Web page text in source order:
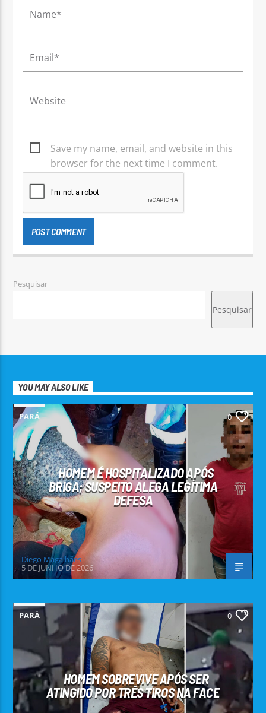
Save my name, email, and website in this
browser for the next time I comment.
Pesquisar
Pesquisar
YOU MAY ALSO LIKE
PARÁ 0
HOMEM É HOSPITALIZADO APÓS
BRIGA; SUSPEITO ALEGA LEGÍTIMA
DEFESA
Diego Magalhães
5 DE JUNHO DE 2026
PARÁ 0
HOMEM SOBREVIVE APÓS SER
ATINGIDO POR TRÊS TIROS NA FACE